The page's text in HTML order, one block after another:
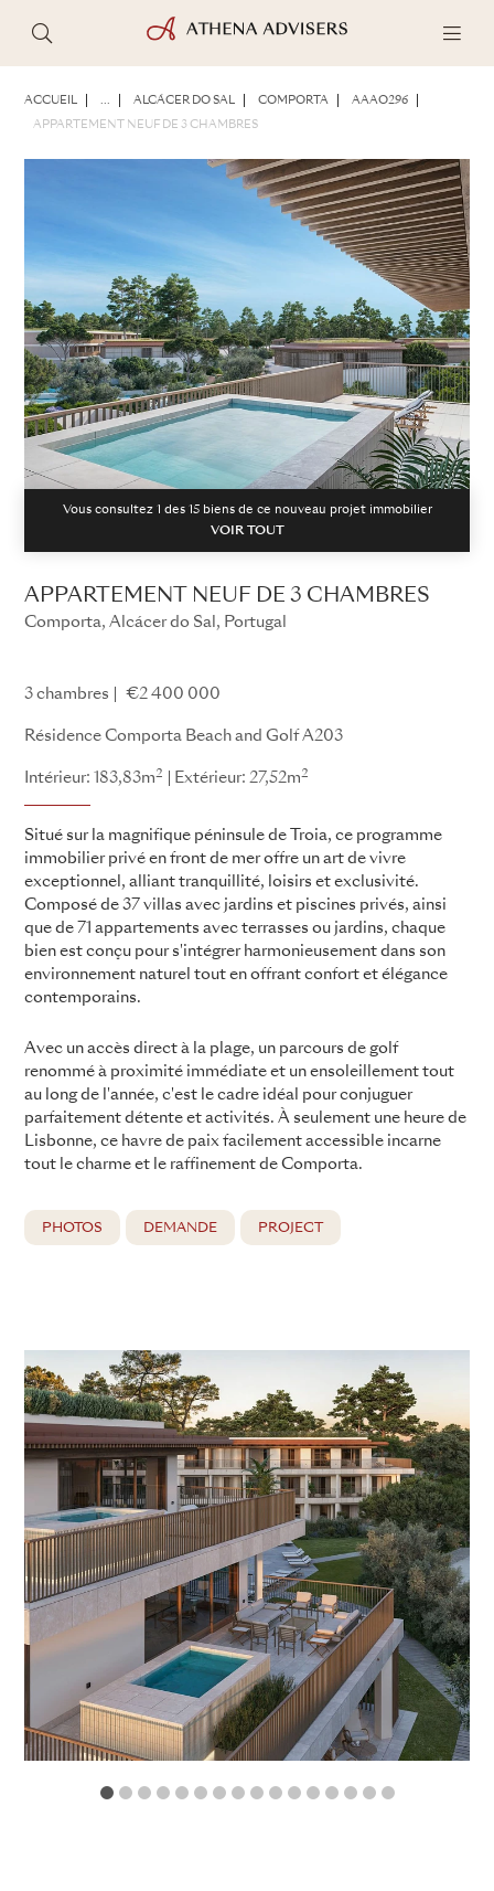
ACCUEIL ... ALCÁCER DO SAL COMPORTA AAAO296
APPARTEMENT NEUF DE 3 CHAMBRES
Vous consultez 1 des 15biens de ce nouveau projet immobilier
VOIR TOUT
APPARTEMENT NEUF DE 3 CHAMBRES
Comporta, Alcácer do Sal, Portugal
3 chambres €2 400 000
Résidence Comporta Beach and Golf A203
Intérieur: 183,83m2 Extérieur: 27,52m2
Situé sur la magnifique péninsule de Troia, ce programme
immobilier privé en front de mer offre un art de vivre
exceptionnel, alliant tranquillité, loisirs et exclusivité.
Composé de 37 villas avec jardins et piscines privés, ainsi
que de 71 appartements avec terrasses ou jardins, chaque
bien est conçu pour s'intégrer harmonieusement dans son
environnement naturel tout en offrant confort et élégance
contemporains.
Avec un accès direct à la plage, un parcours de golf
renommé à proximité immédiate et un ensoleillement tout
au long de l'année, c'est le cadre idéal pour conjuguer
parfaitement détente et activités. À seulement une heure de
Lisbonne, ce havre de paix facilement accessible incarne
tout le charme et le raffinement de Comporta.
PHOTOS DEMANDE PROJECT
1 2 3 4 5 6 7 8 9 1011 1213